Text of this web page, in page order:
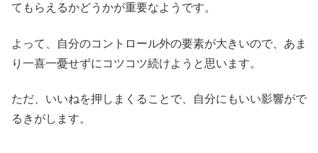
てもらえるかどうかが重要なようです。
よって、自分のコントロール外の要素が大きいので、あま
り一喜一憂せずにコツコツ続けようと思います。
ただ、いいねを押しまくることで、自分にもいい影響がで
るきがします。